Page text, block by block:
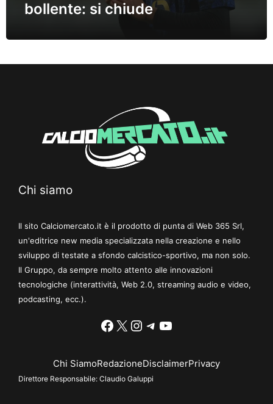
bollente: si chiude
Chi siamo
Il sito Calciomercato.it è il prodotto di punta di Web 365 Srl,
un'editrice new media specializzata nella creazione e nello
sviluppo di testate a sfondo calcistico-sportivo, ma non solo.
Il Gruppo, da sempre molto attento alle innovazioni
tecnologiche (interattività, Web 2.0, streaming audio e video,
podcasting, ecc.).
Facebook
X Instagram
Telegram
YouTube
Chi SiamoRedazioneDisclaimerPrivacy
Direttore Responsabile: Claudio Galuppi